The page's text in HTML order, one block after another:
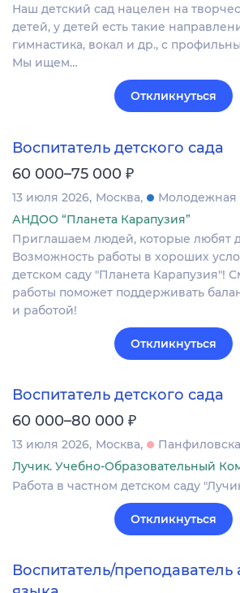
Наш детский сад нацелен на
детей, у детей есть такие
гимнастика, вокал и др., с
Мы ищем…
Откликнуться
Воспитатель детского сада
60 000–75 000 ₽
13 июля 2026 Москва
Молодежная
АНДОО “Планета Карапузия”
Приглашаем людей, которые любят
Возможность работы в хороших
детском саду "Планета Карапузия"!
работы поможет поддерживать
и работой!
Откликнуться
Воспитатель детского сада
60 000–80 000 ₽
13 июля 2026 Москва
Лучик. Учебно-Образовательный
Работа в частном детском саду
Откликнуться
Воспитатель/преподаватель